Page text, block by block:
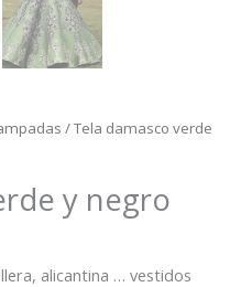
/ Tela damasco verde
y negro
alicantina … vestidos